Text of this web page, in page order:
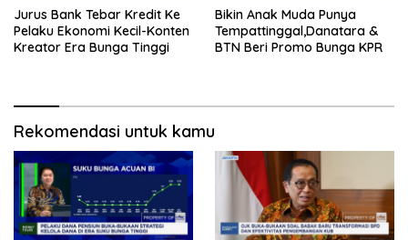
Jurus Bank Tebar Kredit Ke
Pelaku Ekonomi Kecil-Konten
Kreator Era Bunga Tinggi
Bikin Anak Muda Punya
Tempattinggal,Danatara &
BTN Beri Promo Bunga KPR
Rekomendasi untuk kamu